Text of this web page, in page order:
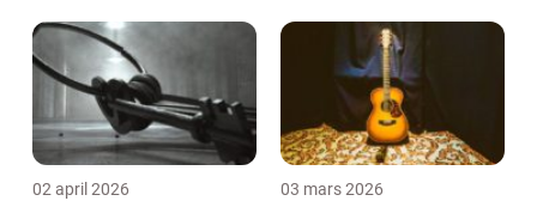
02 april 2026 03 mars 2026